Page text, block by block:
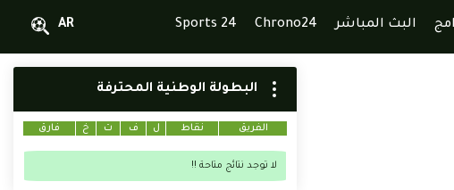
البث المباشر Chrono24
Sports 24
AR
البطولة الوطنية المحترفة
الفريق نقاط ل ف ت خ فارق
لا توجد نتائج متاحة !!